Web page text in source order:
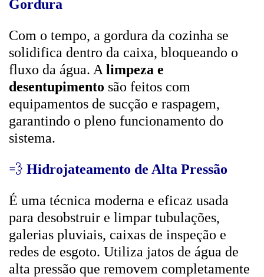
Gordura
Com o tempo, a gordura da cozinha se
solidifica dentro da caixa, bloqueando o
fluxo da água. A limpeza e
desentupimento são feitos com
equipamentos de sucção e raspagem,
garantindo o pleno funcionamento do
sistema.
💨 Hidrojateamento de Alta Pressão
É uma técnica moderna e eficaz usada
para desobstruir e limpar tubulações,
galerias pluviais, caixas de inspeção e
redes de esgoto. Utiliza jatos de água de
alta pressão que removem completamente